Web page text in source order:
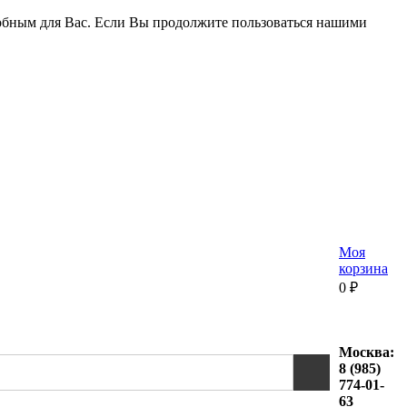
для Вас. Если Вы продолжите пользоваться нашими
Моя
корзина
0 ₽
Москва:
8 (985)
774-01-
63